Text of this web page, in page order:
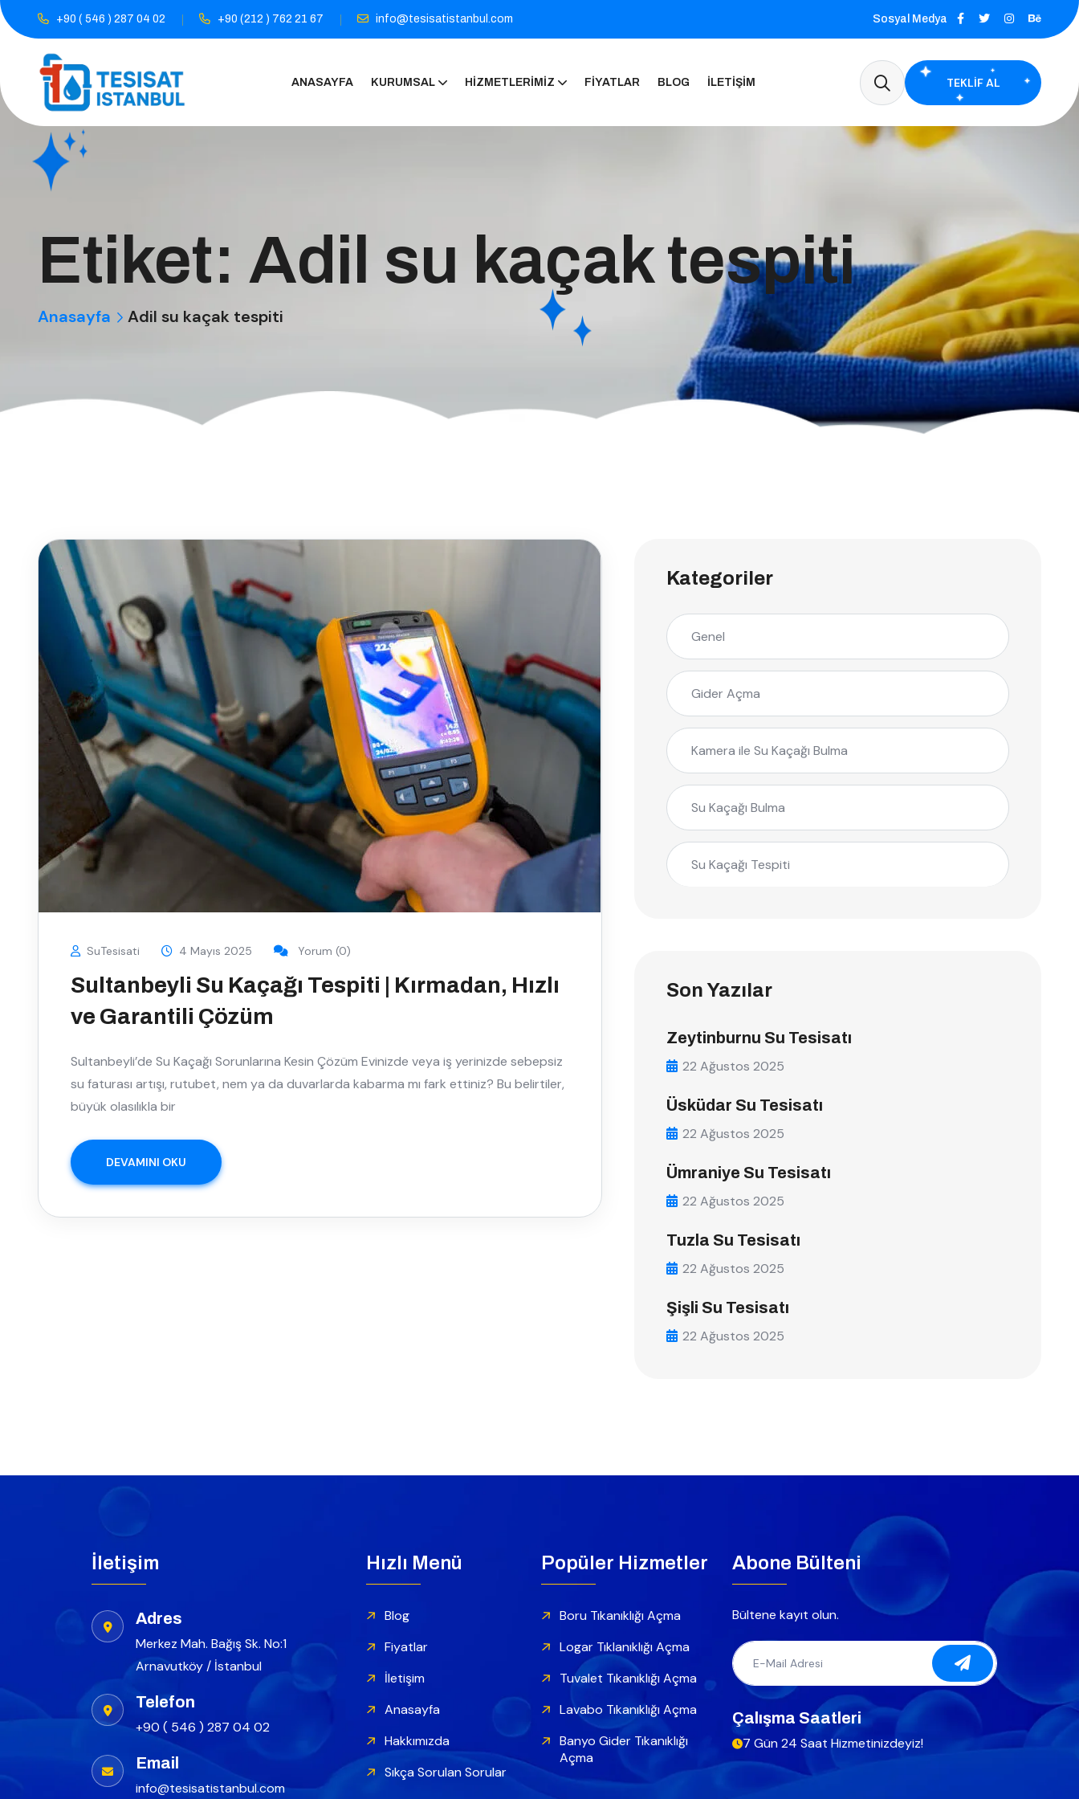
+90 ( 546 ) 287 04 02 +90 (212 ) 762 21 67 info@tesisatistanbul.com Sosyal Medya
ANASAYFA KURUMSAL HIZMETLERIMIZ FIYATLAR BLOG İLETIŞIM TEKLIF AL
Etiket: Adil su kaçak tespiti
Anasayfa Adil su kaçak tespiti
SuTesisati 4 Mayıs 2025 Yorum (0)
Sultanbeyli Su Kaçağı Tespiti | Kırmadan, Hızlı
ve Garantili Çözüm
Sultanbeyli’de Su Kaçağı Sorunlarına Kesin Çözüm Evinizde veya iş yerinizde sebepsiz
su faturası artışı, rutubet, nem ya da duvarlarda kabarma mı fark ettiniz? Bu belirtiler,
büyük olasılıkla bir
DEVAMINI OKU
Kategoriler
Genel
Gider Açma
Kamera ile Su Kaçağı Bulma
Su Kaçağı Bulma
Su Kaçağı Tespiti
Son Yazılar
Zeytinburnu Su Tesisatı
22 Ağustos 2025
Üsküdar Su Tesisatı
22 Ağustos 2025
Ümraniye Su Tesisatı
22 Ağustos 2025
Tuzla Su Tesisatı
22 Ağustos 2025
Şişli Su Tesisatı
22 Ağustos 2025
İletişim
Adres
Merkez Mah. Bağış Sk. No:1
Arnavutköy / İstanbul
Telefon
+90 ( 546 ) 287 04 02
Email
info@tesisatistanbul.com
Hızlı Menü
Blog
Fiyatlar
İletişim
Anasayfa
Hakkımızda
Sıkça Sorulan Sorular
Popüler Hizmetler
Boru Tıkanıklığı Açma
Logar Tıklanıklığı Açma
Tuvalet Tıkanıklığı Açma
Lavabo Tıkanıklığı Açma
Banyo Gider Tıkanıklığı
Açma
Abone Bülteni
Bültene kayıt olun.
Çalışma Saatleri
7 Gün 24 Saat Hizmetinizdeyiz!